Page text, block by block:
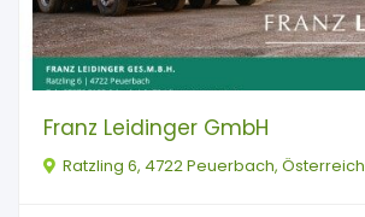
Franz Leidinger GmbH
Ratzling 6, 4722 Peuerbach, Österreich